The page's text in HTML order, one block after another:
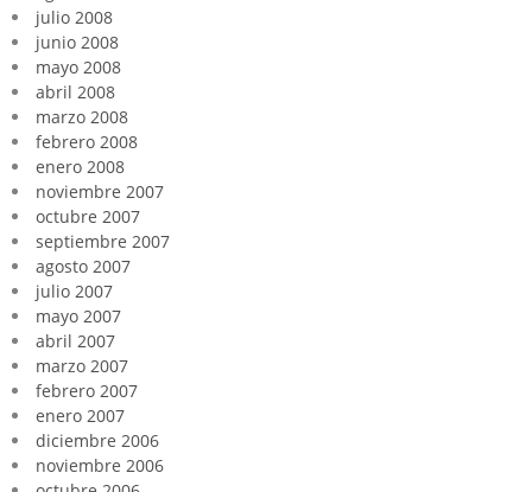
julio 2008
junio 2008
mayo 2008
abril 2008
marzo 2008
febrero 2008
enero 2008
noviembre 2007
octubre 2007
septiembre 2007
agosto 2007
julio 2007
mayo 2007
abril 2007
marzo 2007
febrero 2007
enero 2007
diciembre 2006
noviembre 2006